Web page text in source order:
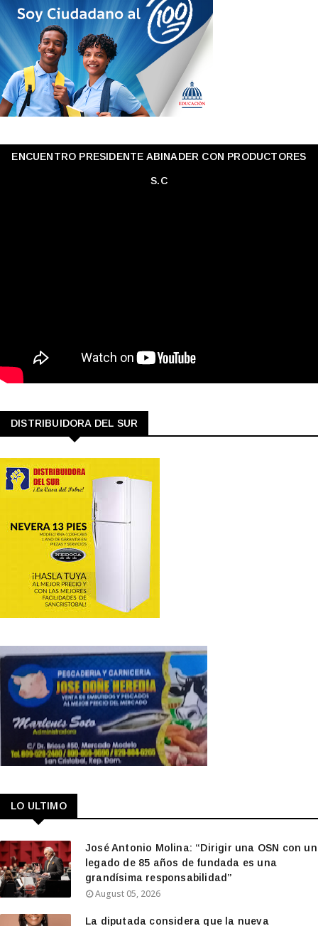
ENCUENTRO PRESIDENTE ABINADER CON PRODUCTORES
S.C
DISTRIBUIDORA DEL SUR
LO ULTIMO
José Antonio Molina: “Dirigir una OSN con un
legado de 85 años de fundada es una
grandísima responsabilidad”
August 05, 2026
La diputada considera que la nueva